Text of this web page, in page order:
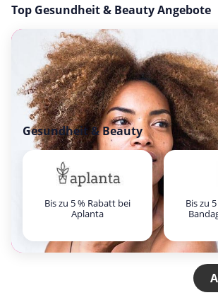
Top Gesundheit & Beauty Angebote
Gesundheit & Beauty
Bis zu 5 % Rabatt bei
Aplanta
Bis zu